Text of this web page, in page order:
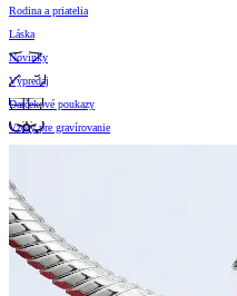
Rodina a priatelia
Láska
Novinky
Výpredaj
Darčekové poukazy
Vzory pre gravírovanie